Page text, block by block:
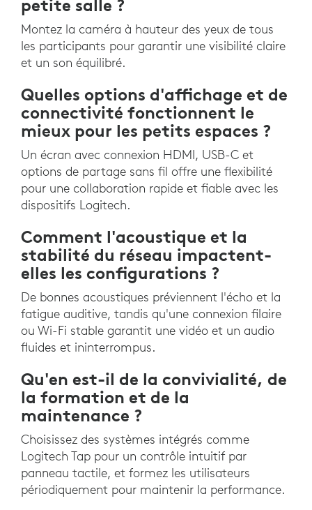
petite salle ?
Montez la caméra à hauteur des yeux de tous
les participants pour garantir une visibilité claire
et un son équilibré.
Quelles options d'affichage et de
connectivité fonctionnent le
mieux pour les petits espaces ?
Un écran avec connexion HDMI, USB-C et
options de partage sans fil offre une flexibilité
pour une collaboration rapide et fiable avec les
dispositifs Logitech.
Comment l'acoustique et la
stabilité du réseau impactent-
elles les configurations ?
De bonnes acoustiques préviennent l'écho et la
fatigue auditive, tandis qu'une connexion filaire
ou Wi-Fi stable garantit une vidéo et un audio
fluides et ininterrompus.
Qu'en est-il de la convivialité, de
la formation et de la
maintenance ?
Choisissez des systèmes intégrés comme
Logitech Tap pour un contrôle intuitif par
panneau tactile, et formez les utilisateurs
périodiquement pour maintenir la performance.